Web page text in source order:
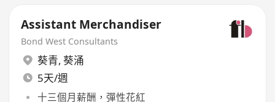
Assistant Merchandiser
Bond West Consultants
葵青, 葵涌
5天/週
十三個月薪酬，彈性花紅